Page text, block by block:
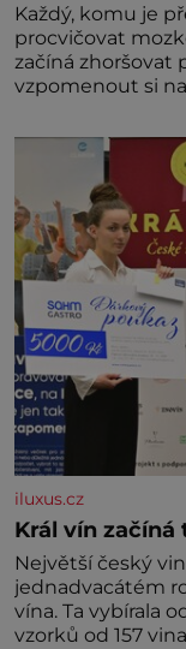
Každý, komu je
procvičovat
začíná zhoršovat
vzpomenout si
nedávno přečetli.
kdyby se paměť
iluxus.cz
Král vín
Největší český
jednadvacátém
vína. Ta vybírala